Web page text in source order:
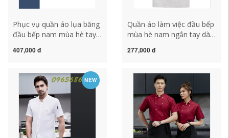
Phục vụ quần áo lụa băng
đầu bếp nam mùa hè tay
lẩu bếp nhanh khô co giãn
mẫu áo đầu bếp áo đầu
bếp may sẵn
407,000 đ
Quần áo làm việc đầu bếp
mùa hè nam ngắn tay dài
uống nhà bếp công nhân
áo đầu bếp quần áo mùa
hè đồng phục bếp ao bep
truong
277,000 đ
NEW